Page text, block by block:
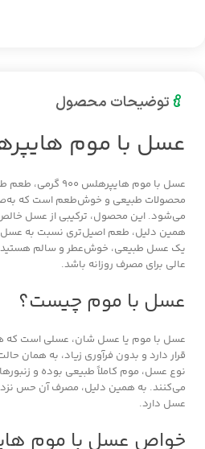
توضیحات محصول
عسل با موم
عسل با موم
محصولات طبیعی و خوش‌طعم است که
می‌شود. این محصول، ترکیبی از عسل
همین دلیل، طعم اصیل‌تری نسبت به
یک عسل طبیعی، خوش‌عطر و سالم هستید،
عالی برای مصرف روزانه باشد.
عسل با موم چیست؟
عسل با موم یا عسل شان، عسلی است که
قرار دارد و بدون فرآوری زیاد، به همان
نوع عسل، موم کاملاً طبیعی بوده و
می‌کنند. به همین دلیل، مصرف آن حس
عسل دارد.
خواص عسل با موم